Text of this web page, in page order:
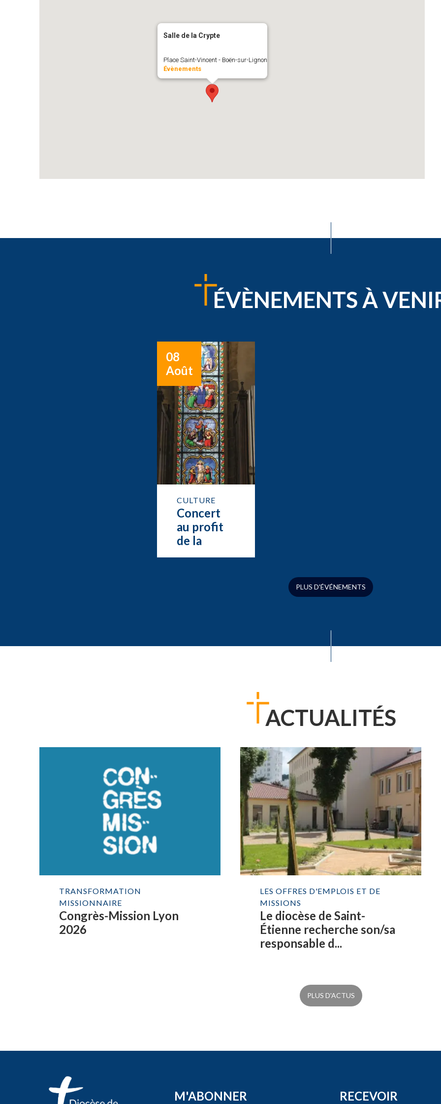
Salle de la Crypte
Place Saint-Vincent - Boën-sur-Lignon
Évènements
ÉVÈNEMENTS À
08
Août
CULTURE
Concert
au profit
de la
restauration
PLUS D'ÉVÉNEMENTS
ACTUALITÉS
TRANSFORMATION
MISSIONNAIRE
Congrès-Mission Lyon
2026
LES OFFRES D'EMPLOIS ET DE
MISSIONS
Le diocèse de Saint-
Étienne recherche son/sa
responsable d...
PLUS D'ACTUS
M'ABONNER
RECEVOIR